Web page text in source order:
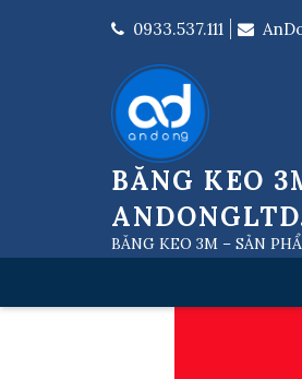
0933.537.111
BĂNG KEO
BĂNG KEO 3M – SẢN